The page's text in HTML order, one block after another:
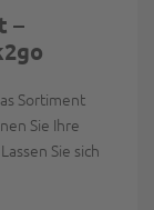
–
Sortiment
Sie Ihre
Sie sich